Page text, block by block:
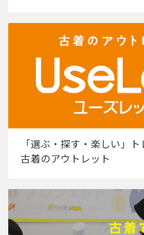
「選ぶ・探す・楽しい」
古着のアウトレット